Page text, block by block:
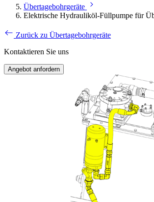
Übertagebohrgeräte
Elektrische Hydrauliköl-Füllpumpe für
Zurück zu Übertagebohrgeräte
Kontaktieren Sie uns
Angebot anfordern